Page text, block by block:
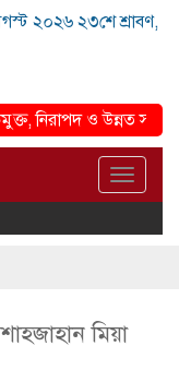
২০২৬ ২৩শে শ্রাবণ,
ও উন্নত সমাজ
Toggle
মিয়া